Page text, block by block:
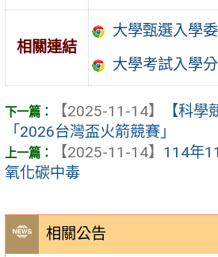
相關公告
相關連結
大學甄選入學
大學考試入學
【2025-11-14】
【科
「2026台灣盃火箭競賽」
【2025-11-14】 114年
氧化碳中毒